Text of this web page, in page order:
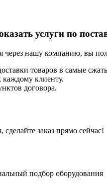
услуги по
через нашу компанию, вы
товаров в самые
клиенту.
договора.
заказ прямо сейчас!
подбор оборудования